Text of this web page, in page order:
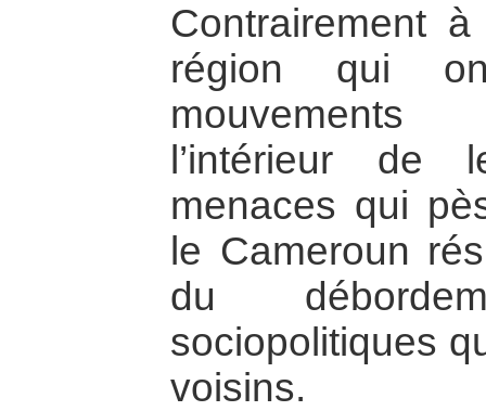
Contrairement
région qui
mouvements
l’intérieur de
menaces qui
le Cameroun
du
sociopolitiques
voisins.